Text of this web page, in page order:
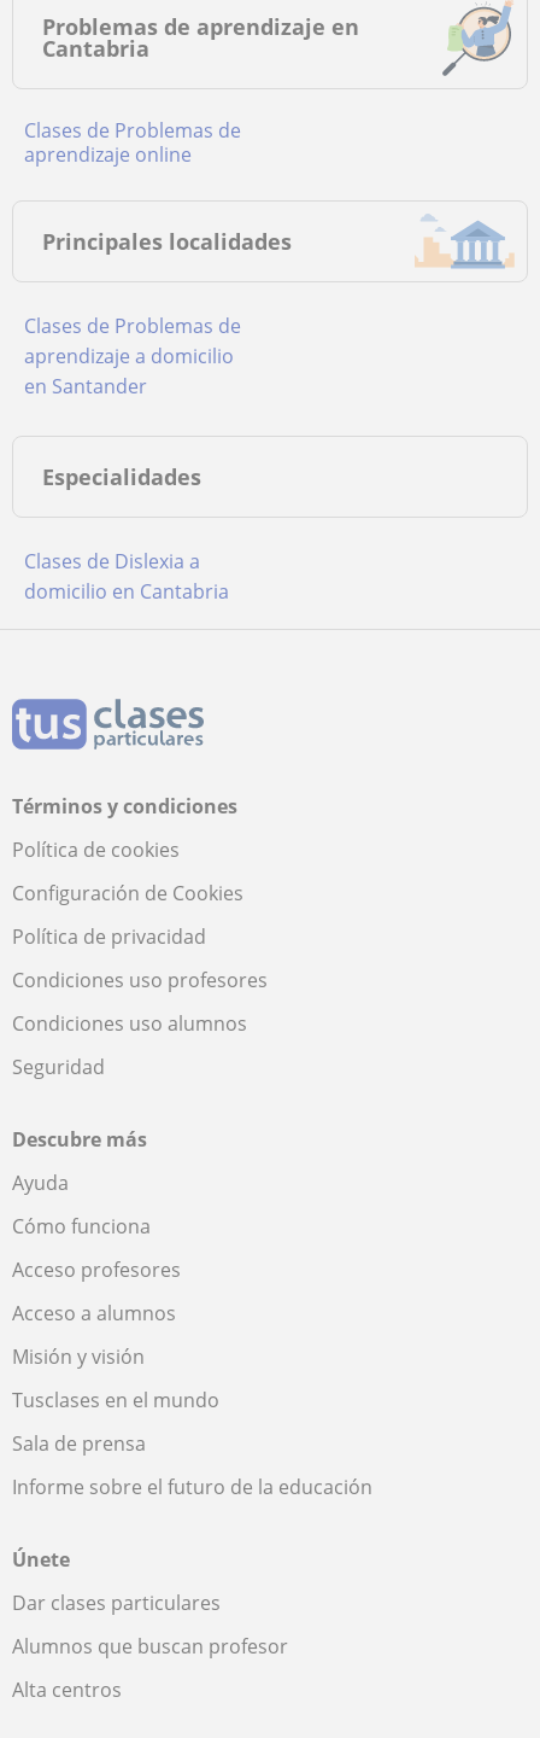
Problemas de aprendizaje en
Cantabria
Clases de Problemas de
aprendizaje online
Principales localidades
Clases de Problemas de
aprendizaje a domicilio
en Santander
Especialidades
Clases de Dislexia a
domicilio en Cantabria
Términos y condiciones
Política de cookies
Configuración de Cookies
Política de privacidad
Condiciones uso profesores
Condiciones uso alumnos
Seguridad
Descubre más
Ayuda
Cómo funciona
Acceso profesores
Acceso a alumnos
Misión y visión
Tusclases en el mundo
Sala de prensa
Informe sobre el futuro de la educación
Únete
Dar clases particulares
Alumnos que buscan profesor
Alta centros